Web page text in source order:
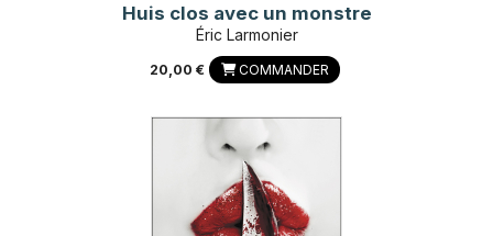
Huis clos avec un monstre
Éric Larmonier
20,00 € COMMANDER